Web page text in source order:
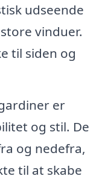
udseende
vinduer.
til siden og
er
og stil. De
og nedefra,
til at skabe